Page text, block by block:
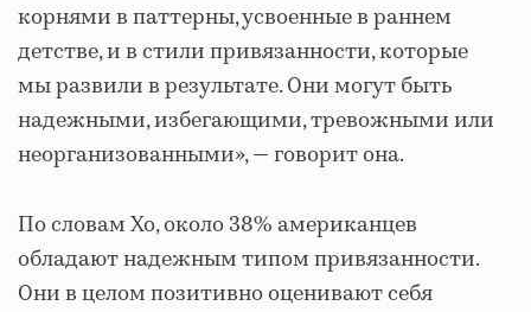
корнями в паттерны, усвоенные в раннем
детстве, и в стили привязанности, которые
мы развили в результате. Они могут быть
надежными, избегающими, тревожными или
неорганизованными», — говорит она.
По словам Хо, около 38% американцев
обладают надежным типом привязанности.
Они в целом позитивно оценивают себя